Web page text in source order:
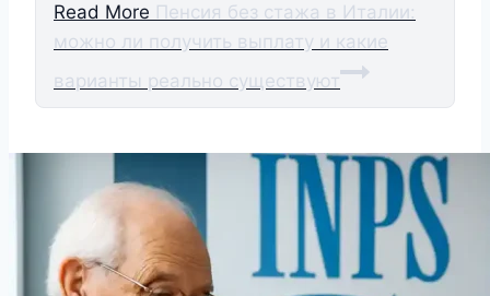
Read More Пенсия без стажа в Италии:
можно ли получить выплату и какие
варианты реально существуют